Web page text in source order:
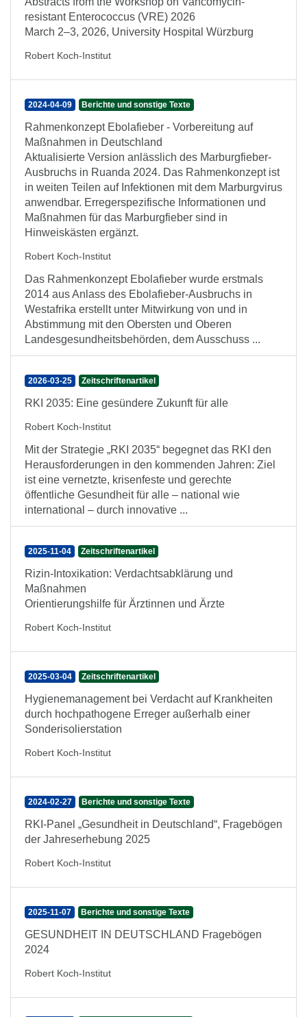
resistant Enterococcus (VRE) 2026
March 2–3, 2026, University Hospital Würzburg
Robert Koch-Institut
2024-04-09 Berichte und sonstige Texte
Rahmenkonzept Ebolafieber - Vorbereitung auf
Maßnahmen in Deutschland
Aktualisierte Version anlässlich des Marburgfieber-
Ausbruchs in Ruanda 2024. Das Rahmenkonzept ist
in weiten Teilen auf Infektionen mit dem Marburgvirus
anwendbar. Erregerspezifische Informationen und
Maßnahmen für das Marburgfieber sind in
Hinweiskästen ergänzt.
Robert Koch-Institut
Das Rahmenkonzept Ebolafieber wurde erstmals
2014 aus Anlass des Ebolafieber-Ausbruchs in
Westafrika erstellt unter Mitwirkung von und in
Abstimmung mit den Obersten und Oberen
Landesgesundheitsbehörden, dem Ausschuss ...
2026-03-25 Zeitschriftenartikel
RKI 2035: Eine gesündere Zukunft für alle
Robert Koch-Institut
Mit der Strategie „RKI 2035“ begegnet das RKI den
Heraus­forderungen in den kommenden Jahren: Ziel
ist eine vernetzte, krisenfeste und gerechte
öffentliche Gesund­heit für alle – national wie
international – durch innovative ...
2025-11-04 Zeitschriftenartikel
Rizin-Intoxikation: Verdachtsabklärung und
Maßnahmen
Orientierungshilfe für Ärztinnen und Ärzte
Robert Koch-Institut
2025-03-04 Zeitschriftenartikel
Hygienemanagement bei Verdacht auf Krankheiten
durch hochpathogene Erreger außerhalb einer
Sonderisolierstation
Robert Koch-Institut
2024-02-27 Berichte und sonstige Texte
RKI-Panel „Gesundheit in Deutschland“, Fragebögen
der Jahreserhebung 2025
Robert Koch-Institut
2025-11-07 Berichte und sonstige Texte
GESUNDHEIT IN DEUTSCHLAND Fragebögen
2024
Robert Koch-Institut